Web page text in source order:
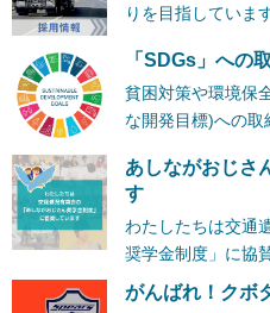
りを目指していま
「SDGs」への
貧困対策や環境保
な開発目標)への取
あしながおじさ
す
わたしたちは交通
奨学金制度」に協
がんばれ！クボ